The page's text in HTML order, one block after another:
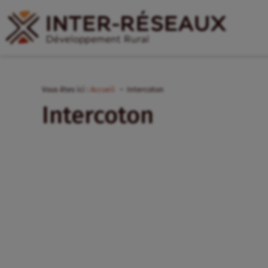
Vous êtes ici : Accueil Intercoton
Intercoton